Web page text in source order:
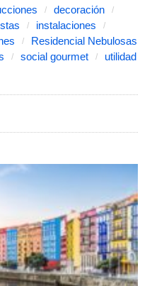
decoración
instalaciones
Residencial Nebulosas
social gourmet
utilidad